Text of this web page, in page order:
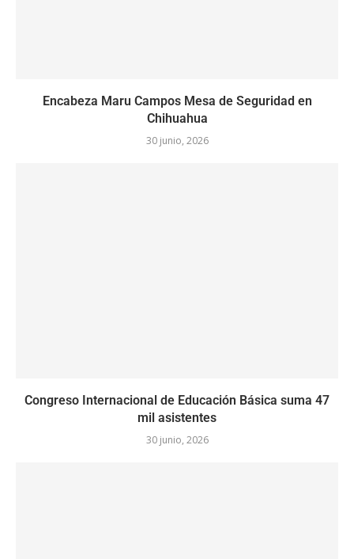
Encabeza Maru Campos Mesa de Seguridad en
Chihuahua
30 junio, 2026
Congreso Internacional de Educación Básica suma 47
mil asistentes
30 junio, 2026